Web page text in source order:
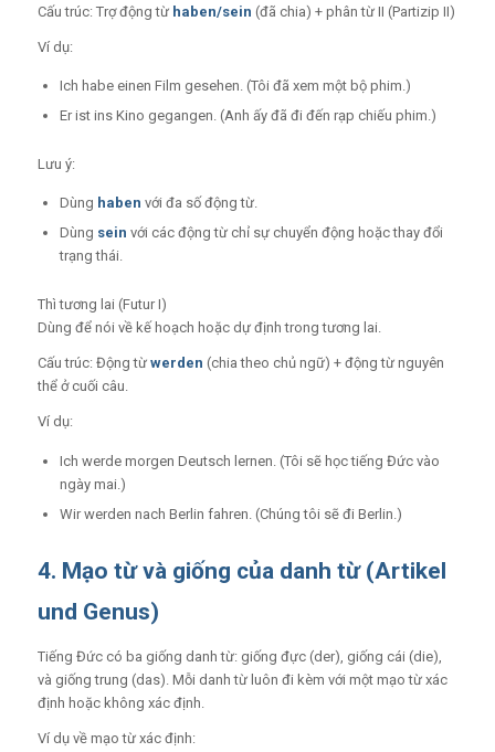
Cấu trúc: Trợ động từ haben/sein (đã chia) + phân từ II (Partizip II)
Ví dụ:
Ich habe einen Film gesehen. (Tôi đã xem một bộ phim.)
Er ist ins Kino gegangen. (Anh ấy đã đi đến rạp chiếu phim.)
Lưu ý:
Dùng haben với đa số động từ.
Dùng sein với các động từ chỉ sự chuyển động hoặc thay đổi
trạng thái.
Thì tương lai (Futur I)
Dùng để nói về kế hoạch hoặc dự định trong tương lai.
Cấu trúc: Động từ werden (chia theo chủ ngữ) + động từ nguyên
thể ở cuối câu.
Ví dụ:
Ich werde morgen Deutsch lernen. (Tôi sẽ học tiếng Đức vào
ngày mai.)
Wir werden nach Berlin fahren. (Chúng tôi sẽ đi Berlin.)
4. Mạo từ và giống của danh từ (Artikel
und Genus)
Tiếng Đức có ba giống danh từ: giống đực (der), giống cái (die),
và giống trung (das). Mỗi danh từ luôn đi kèm với một mạo từ xác
định hoặc không xác định.
Ví dụ về mạo từ xác định: